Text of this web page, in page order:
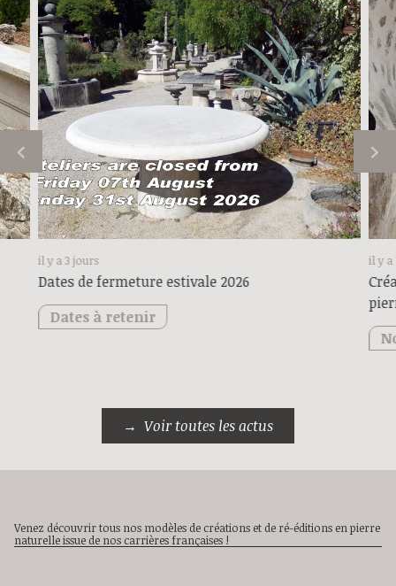
il y a 3 jours
Dates de fermeture estivale 2026
Dates à retenir
il y a
Voir toutes les actus
Venez découvrir tous nos modèles de créations et de ré-éditions en pierre
naturelle issue de nos carrières françaises !